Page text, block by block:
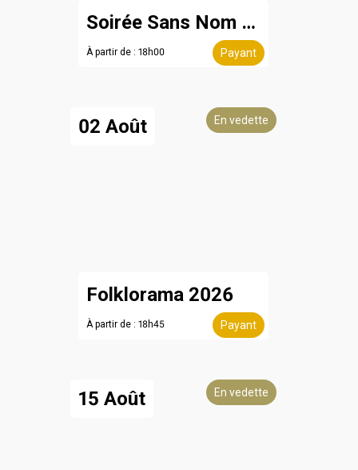
Soirée Sans Nom - 8 août
À partir de : 18h00 Payant
02 Août En vedette
Folklorama 2026
À partir de : 18h45 Payant
15 Août En vedette